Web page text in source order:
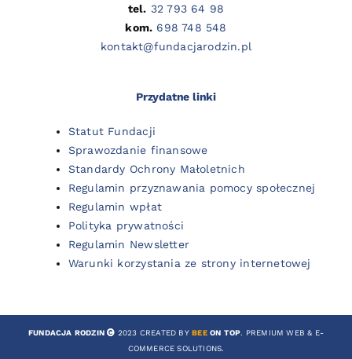
tel. 32 793 64 98
kom. 698 748 548
kontakt@fundacjarodzin.pl
Przydatne linki
Statut Fundacji
Sprawozdanie finansowe
Standardy Ochrony Małoletnich
Regulamin przyznawania pomocy społecznej
Regulamin wpłat
Polityka prywatności
Regulamin Newsletter
Warunki korzystania ze strony internetowej
FUNDACJA RODZIN 2023 CREATED BYBEEON TOP. PREMIUM WEB & E-
COMMERCE SOLUTIONS.